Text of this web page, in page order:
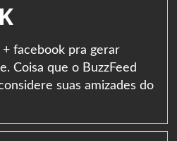
facebook pra gerar
Coisa que o BuzzFeed
suas amizades do